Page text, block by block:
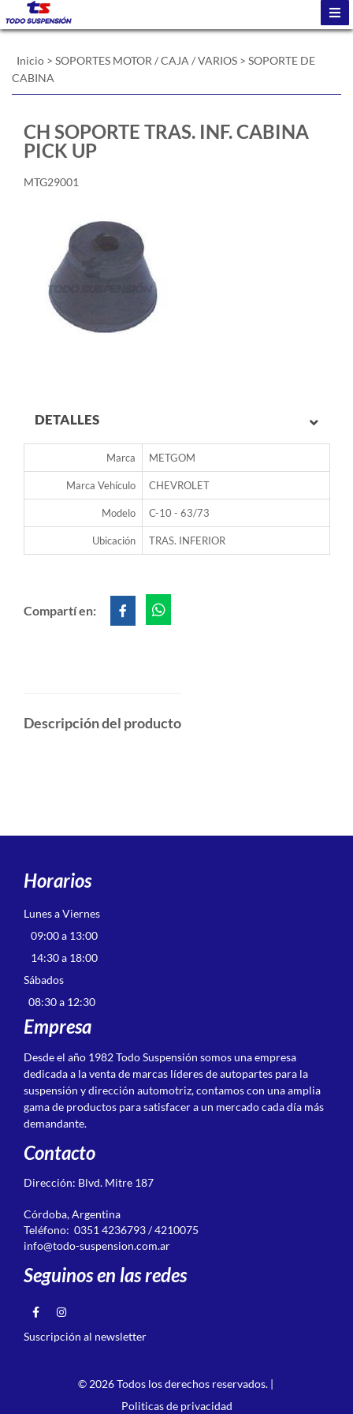
Inicio > SOPORTES MOTOR / CAJA / VARIOS > SOPORTE DE
CABINA
CH SOPORTE TRAS. INF. CABINA
PICK UP
MTG29001
DETALLES
Marca METGOM
Marca Vehículo CHEVROLET
Modelo C-10 - 63/73
Ubicación TRAS. INFERIOR
Compartí en:
Descripción del producto
Horarios
Lunes a Viernes
09:00 a 13:00
14:30 a 18:00
Sábados
08:30 a 12:30
Empresa
Desde el año 1982 Todo Suspensión somos una empresa
dedicada a la venta de marcas líderes de autopartes para la
suspensión y dirección automotriz, contamos con una amplia
gama de productos para satisfacer a un mercado cada día más
demandante.
Contacto
Dirección: Blvd. Mitre 187
Córdoba, Argentina
Teléfono: 0351 4236793 / 4210075
info@todo-suspension.com.ar
Seguinos en las redes
Suscripción al newsletter
© 2026 Todos los derechos reservados. |
Politicas de privacidad